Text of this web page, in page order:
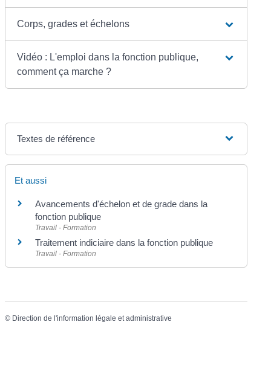
Corps, grades et échelons
Vidéo : L'emploi dans la fonction publique,
comment ça marche ?
Textes de référence
Et aussi
Avancements d'échelon et de grade dans la
fonction publique
Travail - Formation
Traitement indiciaire dans la fonction publique
Travail - Formation
© Direction de l'information légale et administrative